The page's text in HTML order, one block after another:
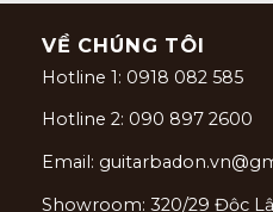
VỀ CHÚNG TÔI
Hotline 1: 0918 082 585
Hotline 2: 090 897 2600
Email:
Showroom: 320/29 Độc